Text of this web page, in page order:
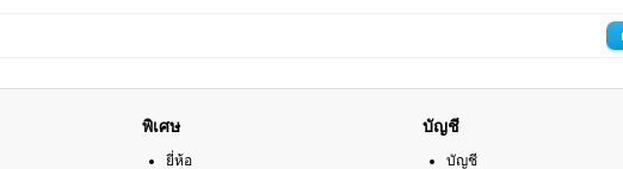
พิเศษ
ยี่ห้อ
บัญชี
บัญชี